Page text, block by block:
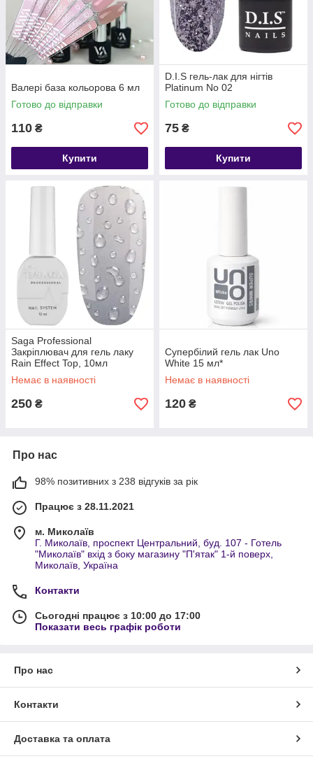
Валері база кольорова 6 мл
Готово до відправки
110 ₴
Купити
D.I.S гель-лак для нігтів
Platinum No 02
Готово до відправки
75 ₴
Купити
Saga Professional
Закріплювач для гель лаку
Rain Effect Top, 10мл
Немає в наявності
250 ₴
Супербілий гель лак Uno
White 15 мл*
Немає в наявності
120 ₴
Про нас
98% позитивних з 238 відгуків за рік
Працює з 28.11.2021
м. Миколаїв
Г. Миколаїв, проспект Центральний, буд. 107 - Готель
"Миколаїв" вхід з боку магазину "П'ятак" 1-й поверх,
Миколаїв, Україна
Контакти
Сьогодні працює з 10:00 до 17:00
Показати весь графік роботи
Про нас
Контакти
Доставка та оплата